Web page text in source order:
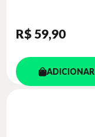
R$ 59,90
ADICIONAR